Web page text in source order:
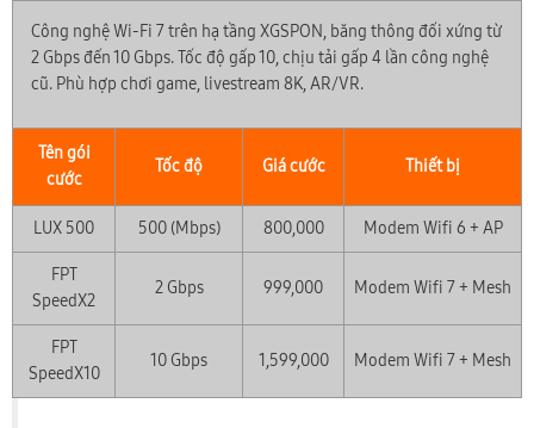
Công nghệ Wi-Fi 7 trên hạ tầng XGSPON, băng thông đối xứng từ
2 Gbps đến 10 Gbps. Tốc độ gấp 10, chịu tải gấp 4 lần công nghệ
cũ. Phù hợp chơi game, livestream 8K, AR/VR.
Tên gói
cước
Tốc độ Giá cước Thiết bị
LUX 500 500 (Mbps) 800,000 Modem Wifi 6 + AP
FPT
SpeedX2
2 Gbps 999,000 Modem Wifi 7 + Mesh
FPT
SpeedX10
10 Gbps 1,599,000 Modem Wifi 7 + Mesh